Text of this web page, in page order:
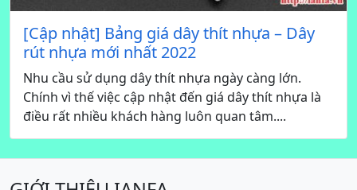
[Cập nhật] Bảng giá dây thít nhựa – Dây
rút nhựa mới nhất 2022
Nhu cầu sử dụng dây thít nhựa ngày càng lớn.
Chính vì thế việc cập nhật đến giá dây thít nhựa là
điều rất nhiều khách hàng luôn quan tâm....